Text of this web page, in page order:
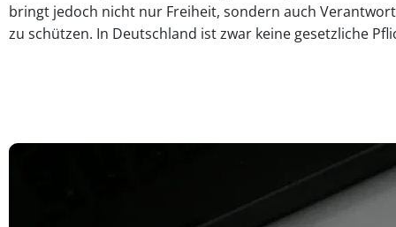
bringt jedoch nicht nur Freiheit, sondern auch
zu schützen. In Deutschland ist zwar keine gesetzliche